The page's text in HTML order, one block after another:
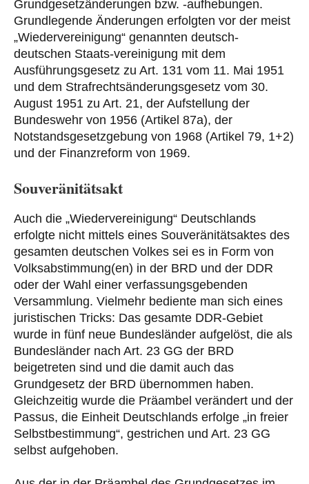
Grundgesetzänderungen bzw. -aufhebungen.
Grundlegende Änderungen erfolgten vor der meist
„Wiedervereinigung“ genannten deutsch-
deutschen Staats-vereinigung mit dem
Ausführungsgesetz zu Art. 131 vom 11. Mai 1951
und dem Strafrechtsänderungsgesetz vom 30.
August 1951 zu Art. 21, der Aufstellung der
Bundeswehr von 1956 (Artikel 87a), der
Notstandsgesetzgebung von 1968 (Artikel 79, 1+2)
und der Finanzreform von 1969.
Souveränitätsakt
Auch die „Wiedervereinigung“ Deutschlands
erfolgte nicht mittels eines Souveränitätsaktes des
gesamten deutschen Volkes sei es in Form von
Volksabstimmung(en) in der BRD und der DDR
oder der Wahl einer verfassungsgebenden
Versammlung. Vielmehr bediente man sich eines
juristischen Tricks: Das gesamte DDR-Gebiet
wurde in fünf neue Bundesländer aufgelöst, die als
Bundesländer nach Art. 23 GG der BRD
beigetreten sind und die damit auch das
Grundgesetz der BRD übernommen haben.
Gleichzeitig wurde die Präambel verändert und der
Passus, die Einheit Deutschlands erfolge „in freier
Selbstbestimmung“, gestrichen und Art. 23 GG
selbst aufgehoben.